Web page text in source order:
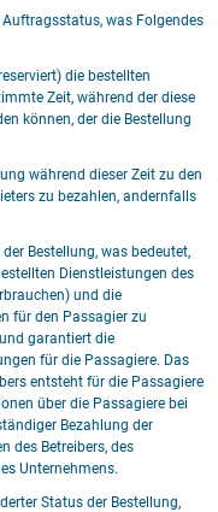
was Folgendes
die bestellten
Zeit, während der diese
können, der die Bestellung
während dieser Zeit zu den
zu bezahlen, andernfalls
Bestellung, was bedeutet,
Dienstleistungen des
und die
für den Passagier zu
garantiert die
für die Passagiere. Das
entsteht für die Passagiere
über die Passagiere bei
Bezahlung der
des Betreibers, des
Unternehmens.
Status der Bestellung,